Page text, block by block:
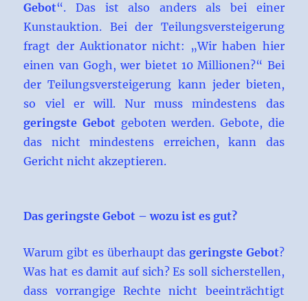
Gebot“. Das ist also anders als bei einer
Kunstauktion. Bei der Teilungsversteigerung
fragt der Auktionator nicht: „Wir haben hier
einen van Gogh, wer bietet 10 Millionen?“ Bei
der Teilungsversteigerung kann jeder bieten,
so viel er will. Nur muss mindestens das
geringste Gebot geboten werden. Gebote, die
das nicht mindestens erreichen, kann das
Gericht nicht akzeptieren.
Das geringste Gebot – wozu ist es gut?
Warum gibt es überhaupt das geringste Gebot?
Was hat es damit auf sich? Es soll sicherstellen,
dass vorrangige Rechte nicht beeinträchtigt